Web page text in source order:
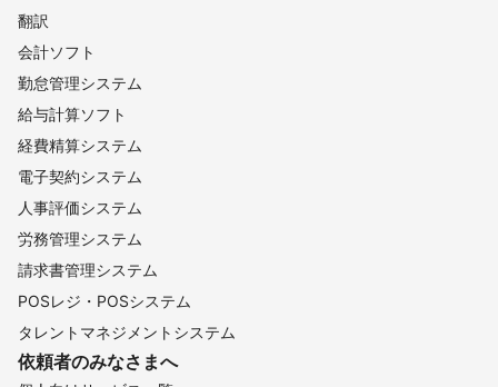
翻訳
会計ソフト
勤怠管理システム
給与計算ソフト
経費精算システム
電子契約システム
人事評価システム
労務管理システム
請求書管理システム
POSレジ・POSシステム
タレントマネジメントシステム
依頼者のみなさまへ